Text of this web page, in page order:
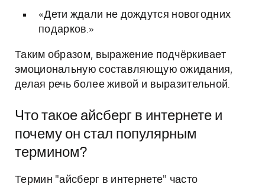
«Дети ждали не дождутся новогодних
подарков.»
Таким образом, выражение подчёркивает
эмоциональную составляющую ожидания,
делая речь более живой и выразительной.
Что такое айсберг в интернете и
почему он стал популярным
термином?
Термин "айсберг в интернете" часто